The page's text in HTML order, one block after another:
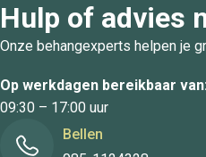
Hulp of advies
Onze behangexperts helpen je
Op werkdagen bereikbaar van:
09:30 – 17:00 uur
Bellen